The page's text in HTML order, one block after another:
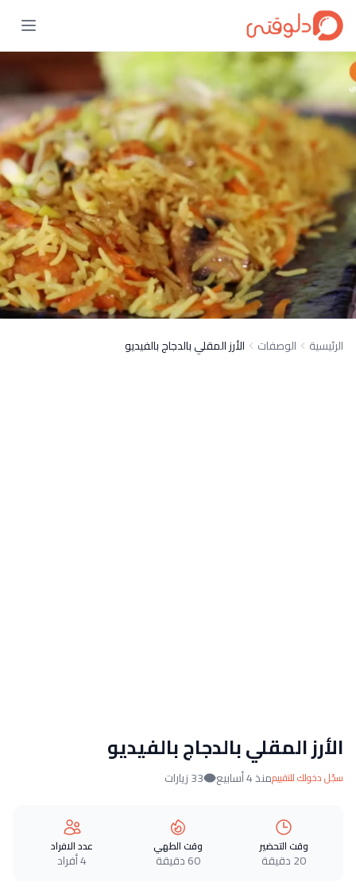
الرئيسية الوصفات الأرز المقلي بالدجاج بالفيديو
الأرز المقلي بالدجاج بالفيديو
سجّل دخولك للتقييممنذ 4 أسابيع 33 زيارات
وقت التحضير
20 دقيقة
وقت الطهي
60 دقيقة
عدد الافراد
4 أفراد